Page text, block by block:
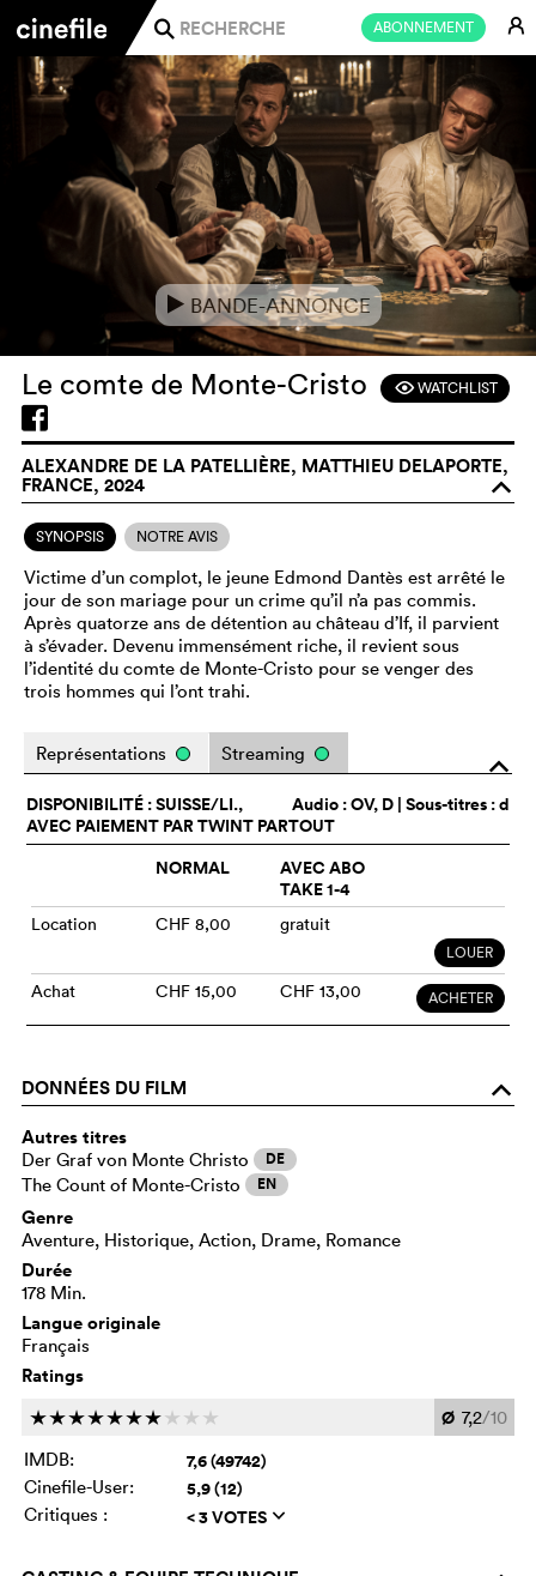
ABONNEMENT E
j
e BANDE-ANNONCE
Le comte de Monte-Cristo FWATCHLIST
ALEXANDRE DE LA PATELLIÈRE, MATTHIEU DELAPORTE,
FRANCE, 2024 o
SYNOPSIS NOTRE AVIS
Victime d’un complot, le jeune Edmond Dantès est arrêté le
jour de son mariage pour un crime qu’il n’a pas commis.
Après quatorze ans de détention au château d’If, il parvient
à s’évader. Devenu immensément riche, il revient sous
l’identité du comte de Monte-Cristo pour se venger des
trois hommes qui l’ont trahi.
o
Représentations Streaming
Audio :OV, D | Sous-titres : d
DISPONIBILITÉ : SUISSE/LI.,
AVEC PAIEMENT PAR TWINT PARTOUT
NORMAL
AVEC ABO
TAKE 1-4
Location CHF 8,00 gratuit
LOUER
Achat CHF 15,00 CHF 13,00 ACHETER
DONNÉES DU FILM o
Autres titres
Der Graf von Monte Christo DE
The Count of Monte-Cristo EN
Genre
Aventure, Historique, Action, Drame, Romance
Durée
178 Min.
Langue originale
Français
Ratings
ccccccc c c c Ø 7,2/10
IMDB:
7,6 (49742)
Cinefile-User: 5,9 (12)
Critiques : < 3 VOTES q